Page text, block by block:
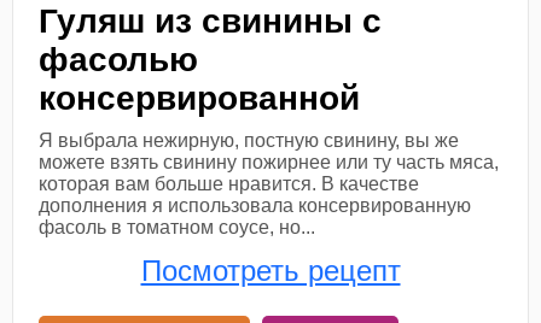
Гуляш из свинины с
фасолью
консервированной
Я выбрала нежирную, постную свинину, вы же
можете взять свинину пожирнее или ту часть мяса,
которая вам больше нравится. В качестве
дополнения я использовала консервированную
фасоль в томатном соусе, но...
Посмотреть рецепт